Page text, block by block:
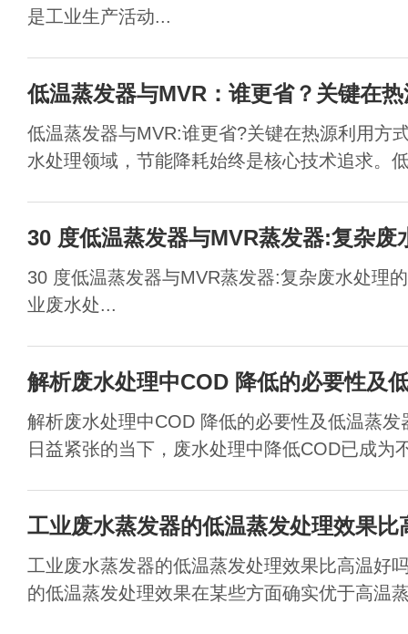
是工业生产活动...
低温蒸发器与MVR：谁更省？关键在
低温蒸发器与MVR:谁更省?关键在热源利用方
水处理领域，节能降耗始终是核心技术追求。
30 度低温蒸发器与MVR蒸发器:复杂废
30 度低温蒸发器与MVR蒸发器:复杂废水处
业废水处...
解析废水处理中COD 降低的必要性及
解析废水处理中COD 降低的必要性及低温蒸发
日益紧张的当下，废水处理中降低COD已成为
工业废水蒸发器的低温蒸发处理效果比
工业废水蒸发器的低温蒸发处理效果比高温好
的低温蒸发处理效果在某些方面确实优于高温